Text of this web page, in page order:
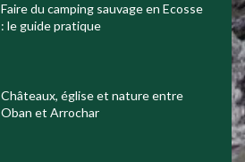
Faire du camping sauvage en Ecosse
: le guide pratique
Châteaux, église et nature entre
Oban et Arrochar